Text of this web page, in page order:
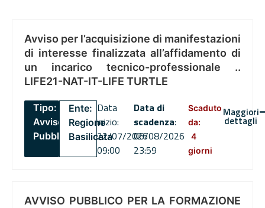
Avviso per l’acquisizione di manifestazioni
di interesse finalizzata all’affidamento di
un incarico tecnico-professionale ..
LIFE21-NAT-IT-LIFE TURTLE
Tipo:
Avviso
Pubblico
Ente:
Regione
Basilicata
Data
inizio:
22/07/2026
09:00
Data di
scadenza:
06/08/2026
23:59
Scaduto
da:
4
giorni
Maggiori
dettagli
AVVISO PUBBLICO PER LA FORMAZIONE